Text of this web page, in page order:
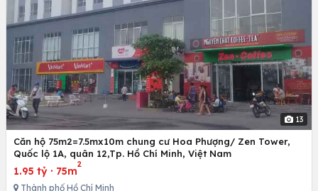
13
Căn hộ 75m2=7.5mx10m chung cư Hoa Phượng/ Zen Tower,
Quốc lộ 1A, quân 12,Tp. Hồ Chí Minh, Việt Nam
1.95 tỷ · 75m
2
Thành phố Hồ Chí Minh